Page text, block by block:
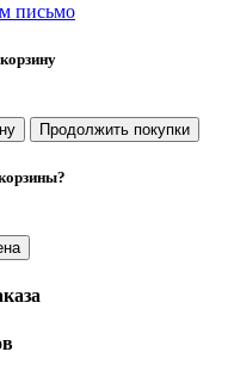
письмо
Продолжить покупки